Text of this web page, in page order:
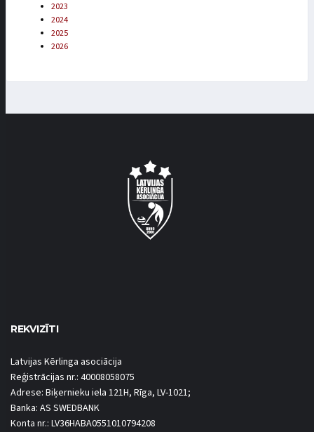
2023
2024
2025
2026
REKVIZĪTI
Latvijas Kērlinga asociācija
Reģistrācijas nr.: 40008058075
Adrese: Biķernieku iela 121H, Rīga, LV-1021;
Banka: AS SWEDBANK
Konta nr.: LV36HABA0551010794208